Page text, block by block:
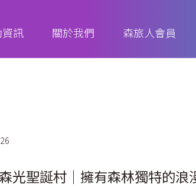
訊 關於我們 森旅人會員
光聖誕村｜擁有森林獨特的浪